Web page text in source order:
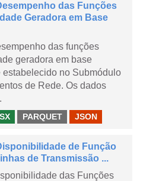
das Funções
Geradora em Base
das funções
geradora em base
estabelecido no Submódulo
de Rede. Os dados
PARQUET JSON
de Função
de Transmissão ...
das Funções